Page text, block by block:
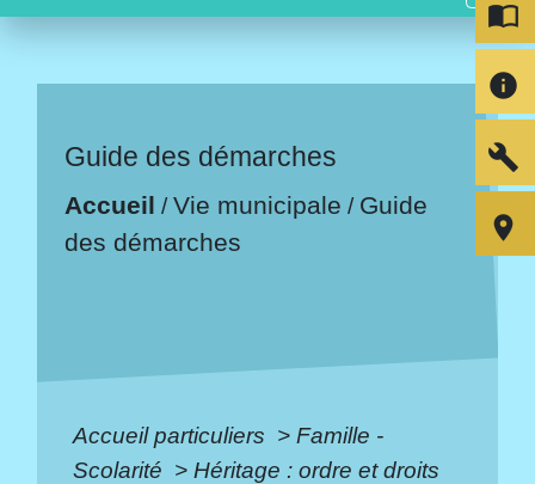
Guide des démarches
Accueil /Vie municipale / Guide
des démarches
Accueil particuliers > Famille -
Scolarité > Héritage : ordre et droits
import_contacts
info
build
room